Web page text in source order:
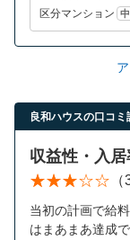
区分マンション
良和ハウスの口コミ
収益性・入居
当初の計画で給
はまあまあ達成